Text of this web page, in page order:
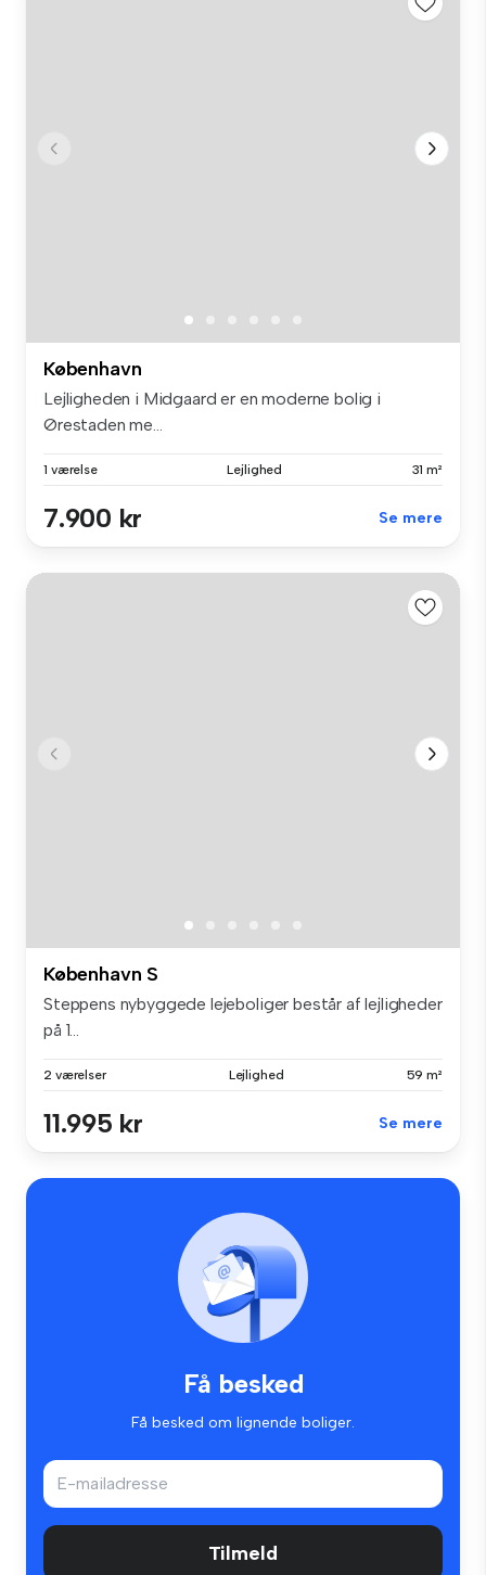
København
Lejligheden i Midgaard er en moderne bolig i
Ørestaden me...
1 værelse Lejlighed 31 m²
7.900 kr Se mere
København S
Steppens nybyggede lejeboliger består af lejligheder
på 1...
2 værelser Lejlighed 59 m²
11.995 kr Se mere
Få besked
Få besked om lignende boliger.
Tilmeld